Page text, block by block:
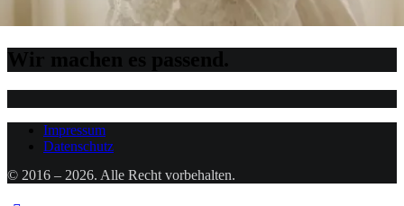
Impressum
Datenschutz
© 2016 – 2026. Alle Recht vorbehalten.